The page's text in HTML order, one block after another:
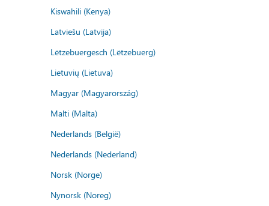
Kiswahili (Kenya)
Latviešu (Latvija)
Lëtzebuergesch (Lëtzebuerg)
Lietuvių (Lietuva)
Magyar (Magyarország)
Malti (Malta)
Nederlands (België)
Nederlands (Nederland)
Norsk (Norge)
Nynorsk (Noreg)